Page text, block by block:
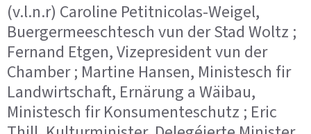
(v.l.n.r) Caroline Petitnicolas-Weigel,
Buergermeeschtesch vun der Stad Woltz ;
Fernand Etgen, Vizepresident vun der
Chamber ; Martine Hansen, Ministesch fir
Landwirtschaft, Ernärung a Wäibau,
Ministesch fir Konsumenteschutz ; Eric